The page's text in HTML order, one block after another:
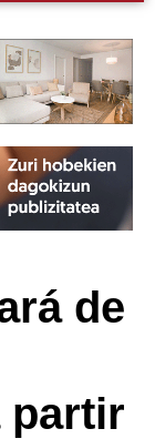
de
partir